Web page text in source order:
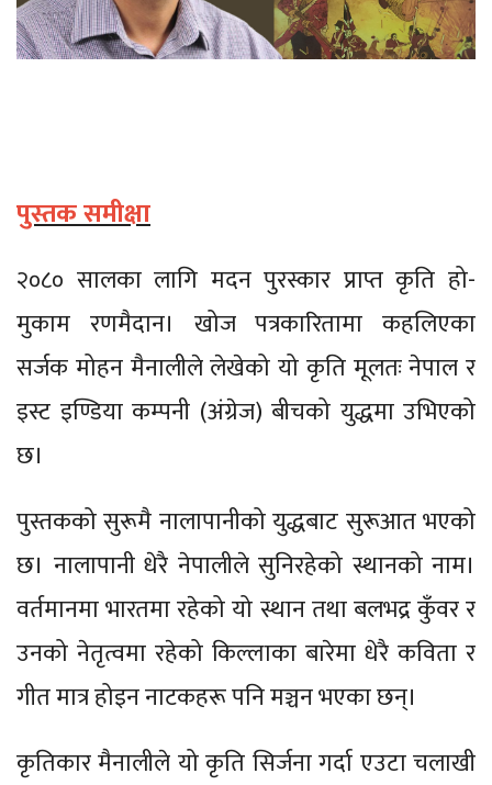
पुस्तक समीक्षा
२०८० सालका लागि मदन पुरस्कार प्राप्त कृति हो-
मुकाम रणमैदान। खोज पत्रकारितामा कहलिएका
सर्जक मोहन मैनालीले लेखेको यो कृति मूलतः नेपाल र
इस्ट इण्डिया कम्पनी (अंग्रेज) बीचको युद्धमा उभिएको
छ।
पुस्तकको सुरूमै नालापानीको युद्धबाट सुरूआत भएको
छ। नालापानी धेरै नेपालीले सुनिरहेको स्थानको नाम।
वर्तमानमा भारतमा रहेको यो स्थान तथा बलभद्र कुँवर र
उनको नेतृत्वमा रहेको किल्लाका बारेमा धेरै कविता र
गीत मात्र होइन नाटकहरू पनि मञ्चन भएका छन्।
कृतिकार मैनालीले यो कृति सिर्जना गर्दा एउटा चलाखी